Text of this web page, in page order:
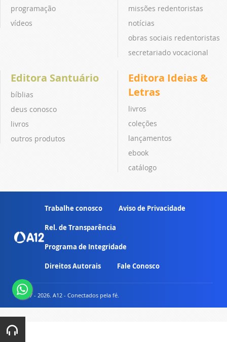
programação
vídeos
missões redentoristas
notícias
obras sociais redentoristas
secretariado vocacional
Editora Santuário
bíblias
deus conosco
livros
outros produtos
Editora Ideias &
Letras
livros
coleções
lançamentos
ebook
catálogo
Trabalhe conosco Aviso de Privacidade
Rel. de Transparência
Programa de Integridade
Direitos Autorais Fale Conosco
© 2007 - 2026. A12 - Conectados pela fé.